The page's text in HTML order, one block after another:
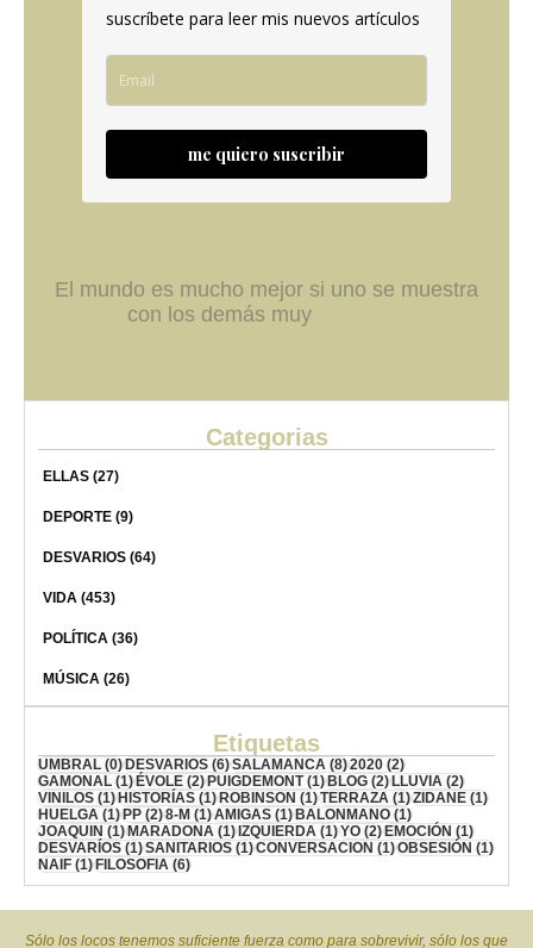
suscríbete para leer mis nuevos artículos
me quiero suscribir
El mundo es mucho mejor si uno se muestra
con los demás muy
Categorias
ELLAS (27)
DEPORTE (9)
DESVARIOS (64)
VIDA (453)
POLÍTICA (36)
MÚSICA (26)
Etiquetas
UMBRAL (0) DESVARIOS (6)SALAMANCA (8)2020 (2)
GAMONAL (1) ÉVOLE (2) PUIGDEMONT(1) BLOG (2) LLUVIA (2)
VINILOS (1) HISTORÍAS (1) ROBINSON (1)TERRAZA (1)ZIDANE (1)
HUELGA (1) PP (2)8-M (1)AMIGAS (1) BALONMANO (1)
JOAQUIN (1) MARADONA (1) IZQUIERDA (1)YO (2) EMOCIÓN (1)
DESVARÍOS (1)SANITARIOS (1)CONVERSACION (1)OBSESIÓN (1)
NAIF (1) FILOSOFIA (6)
Sólo los locos tenemos suficiente fuerza como para sobrevivir, sólo los que